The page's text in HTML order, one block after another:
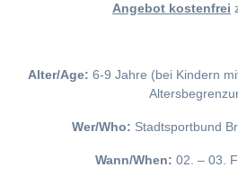
Angebot kostenfrei
Alter/Age: 6-9 Jahre (bei Kindern
Wer/Who: Stadtsportbund
Wann/When: 02. – 03.